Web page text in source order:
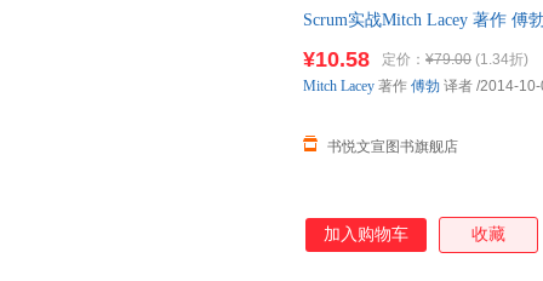
Scrum实战Mitch Lacey 著作
¥10.58 定价： ¥79.00 (1.34折)
书悦文宣图书旗舰店
Mitch Lacey 著作 傅勃 译者 /2014-
加入购物车 收藏